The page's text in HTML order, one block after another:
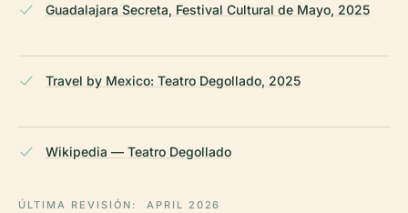
Guadalajara Secreta, Festival Cultural de Mayo, 2025
Travel by Mexico: Teatro Degollado, 2025
Wikipedia — Teatro Degollado
ÚLTIMA REVISIÓN: APRIL 2026